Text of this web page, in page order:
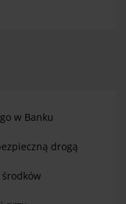
w Banku
drogą